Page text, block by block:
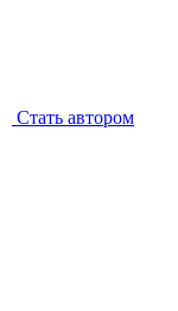
Стать автором